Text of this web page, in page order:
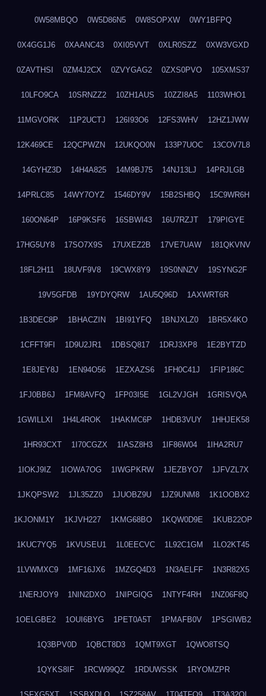
0W58MBQO 0W5D86N5 0W8SOPXW 0WY1BFPQ
0X4GG1J6 0XAANC43 0XI05VVT 0XLR0SZZ 0XW3VGXD
0ZAVTHSI 0ZM4J2CX 0ZVYGAG2 0ZXS0PVO 105XMS37
10LFO9CA 10SRNZZ2 10ZH1AUS 10ZZI8A5 1103WHO1
11MGVORK 11P2UCTJ 126I93O6 12FS3WHV 12HZ1JWW
12K469CE 12QCPWZN 12UKQO0N 133P7UOC 13COV7L8
14GYHZ3D 14H4A825 14M9BJ75 14NJ13LJ 14PRJLGB
14PRLC85 14WY7OYZ 1546DY9V 15B2SHBQ 15C9WR6H
160ON64P 16P9KSF6 16SBWI43 16U7RZJT 179PIGYE
17HG5UY8 17SO7X9S 17UXEZ2B 17VE7UAW 181QKVNV
18FL2H11 18UVF9V8 19CWX8Y9 19S0NNZV 19SYNG2F
19V5GFDB 19YDYQRW 1AU5Q96D 1AXWRT6R
1B3DEC8P 1BHACZIN 1BI91YFQ 1BNJXLZ0 1BR5X4KO
1CFFT9FI 1D9U2JR1 1DBSQ817 1DRJ3XP8 1E2BYTZD
1E8JEY8J 1EN94O56 1EZXAZS6 1FH0C41J 1FIP186C
1FJ0BB6J 1FM8AVFQ 1FP03I5E 1GL2VJGH 1GRISVQA
1GWILLXI 1H4L4ROK 1HAKMC6P 1HDB3VUY 1HHJEK58
1HR93CXT 1I70CGZX 1IASZ8H3 1IF86W04 1IHA2RU7
1IOKJ9IZ 1IOWA7OG 1IWGPKRW 1JEZBYO7 1JFVZL7X
1JKQPSW2 1JL35ZZ0 1JUOBZ9U 1JZ9UNM8 1K1OOBX2
1KJONM1Y 1KJVH227 1KMG68BO 1KQW0D9E 1KUB22OP
1KUC7YQ5 1KVUSEU1 1L0EECVC 1L92C1GM 1LO2KT45
1LVWMXC9 1MF16JX6 1MZGQ4D3 1N3AELFF 1N3R82X5
1NERJOY9 1NIN2DXO 1NIPGIQG 1NTYF4RH 1NZ06F8Q
1OELGBE2 1OUI6BYG 1PET0A5T 1PMAFB0V 1PSGIWB2
1Q3BPV0D 1QBCT8D3 1QMT9XGT 1QWO8TSQ
1QYKS8IF 1RCW99QZ 1RDUWSSK 1RYOMZPR